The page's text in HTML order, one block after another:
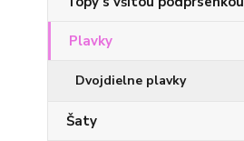
Plavky
Dvojdielne plavky
Šaty